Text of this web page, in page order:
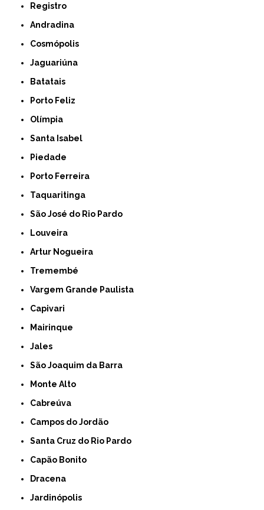
Registro
Andradina
Cosmópolis
Jaguariúna
Batatais
Porto Feliz
Olímpia
Santa Isabel
Piedade
Porto Ferreira
Taquaritinga
São José do Rio Pardo
Louveira
Artur Nogueira
Tremembé
Vargem Grande Paulista
Capivari
Mairinque
Jales
São Joaquim da Barra
Monte Alto
Cabreúva
Campos do Jordão
Santa Cruz do Rio Pardo
Capão Bonito
Dracena
Jardinópolis